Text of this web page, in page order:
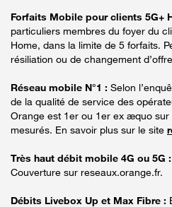
Forfaits Mobile pour clients 5G+
particuliers membres du foyer du
Home, dans la limite de 5 forfaits.
résiliation ou de changement
Réseau mobile N°1 : Selon
de la qualité de service des
Orange est 1er ou 1er ex æquo
mesurés. En savoir plus sur le site
Très haut débit mobile 4G ou 5G :
Couverture sur reseaux.orange.fr.
Débits Livebox Up et Max Fibre :